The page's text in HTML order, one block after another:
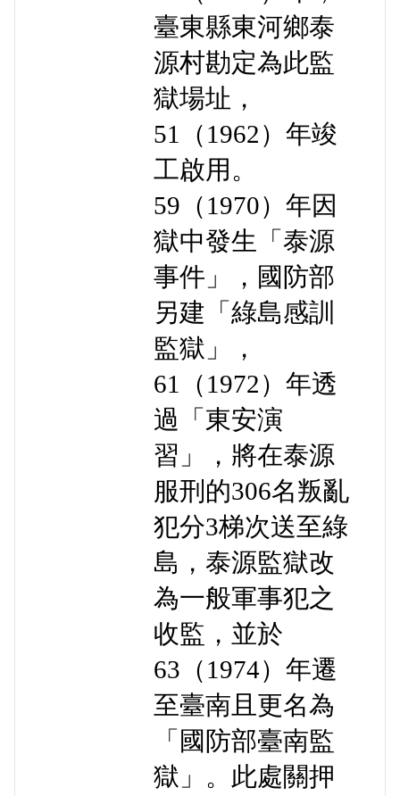
臺東縣東河鄉泰
源村勘定為此監
獄場址，
51（1962）年竣
工啟用。
59（1970）年因
獄中發生「泰源
事件」，國防部
另建「綠島感訓
監獄」，
61（1972）年透
過「東安演
習」，將在泰源
服刑的306名叛亂
犯分3梯次送至綠
島，泰源監獄改
為一般軍事犯之
收監，並於
63（1974）年遷
至臺南且更名為
「國防部臺南監
獄」。此處關押